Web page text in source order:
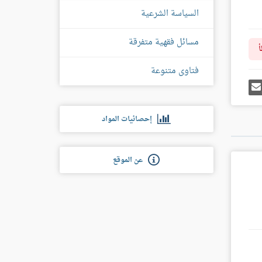
إرسل
إيميل
السياسة الشرعية
مسائل فقهية متفرقة
فتاوى متنوعة
إحصائيات المواد
عن الموقع